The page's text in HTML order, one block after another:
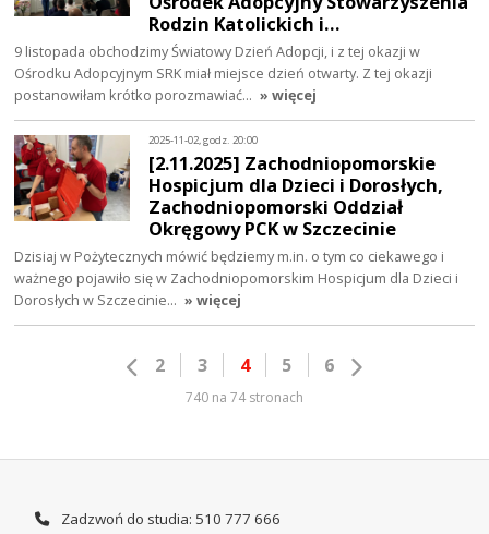
Rodzin Katolickich i…
9 listopada obchodzimy Światowy Dzień Adopcji, i z tej okazji w
Ośrodku Adopcyjnym SRK miał miejsce dzień otwarty. Z tej okazji
postanowiłam krótko porozmawiać… » więcej
2025-11-02, godz. 20:00
[2.11.2025] Zachodniopomorskie
Hospicjum dla Dzieci i Dorosłych,
Zachodniopomorski Oddział
Okręgowy PCK w Szczecinie
Dzisiaj w Pożytecznych mówić będziemy m.in. o tym co ciekawego i
ważnego pojawiło się w Zachodniopomorskim Hospicjum dla Dzieci i
Dorosłych w Szczecinie… » więcej
2 3 4 5 6
740 na 74 stronach
Zadzwoń do studia: 510 777 666